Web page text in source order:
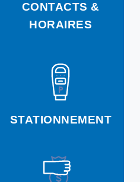
CONTACTS &
HORAIRES
STATIONNEMENT